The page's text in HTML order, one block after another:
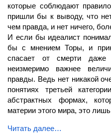
которые соблюдают
пришли бы к выводу, что
чем правда, и нет ничего,
И если бы идеалист
бы с мнением Торы, и
спасает от смерти даже
неизмеримо важнее
правды. Ведь нет никакой
понятиях третьей
абстрактных формах,
материи этого мира, это
Читать далее…